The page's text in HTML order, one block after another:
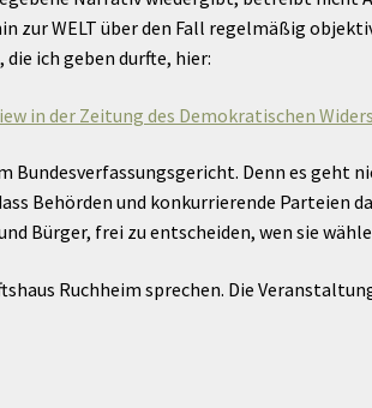
zur WELT über den Fall regelmäßig
ich geben durfte, hier:
in der Zeitung des Demokratischen
Denn es geht
Behörden und konkurrierende Parteien
Bürger, frei zu entscheiden, wen sie
Ruchheim sprechen. Die